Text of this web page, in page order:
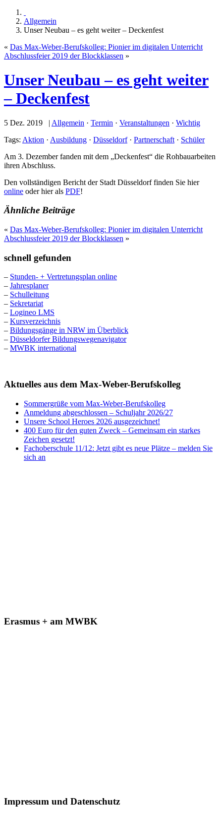
Allgemein
Unser Neubau – es geht weiter – Deckenfest
« Das Max-Weber-Berufskolleg: Pionier im digitalen Unterricht
Abschlussfeier 2019 der Blockklassen »
Unser Neubau – es geht weiter
– Deckenfest
5 Dez. 2019 | Allgemein · Termin · Veranstaltungen · Wichtig
Tags: Aktion · Ausbildung · Düsseldorf· Partnerschaft · Schüler
Am 3. Dezember fanden mit dem „Deckenfest“ die Rohbauarbeiten
ihren Abschluss.
Den vollständigen Bericht der Stadt Düsseldorf finden Sie hier
online oder hier als PDF!
Ähnliche Beiträge
« Das Max-Weber-Berufskolleg: Pionier im digitalen Unterricht
Abschlussfeier 2019 der Blockklassen »
schnell gefunden
– Stunden- + Vertretungsplan online
– Jahresplaner
– Schulleitung
– Sekretariat
– Logineo LMS
– Kursverzeichnis
– Bildungsgänge in NRW im Überblick
– Düsseldorfer Bildungswegenavigator
– MWBK international
Aktuelles aus dem Max-Weber-Berufskolleg
Sommergrüße vom Max-Weber-Berufskolleg
Anmeldung abgeschlossen – Schuljahr 2026/27
Unsere School Heroes 2026 ausgezeichnet!
400 Euro für den guten Zweck – Gemeinsam ein starkes
Zeichen gesetzt!
Fachoberschule 11/12: Jetzt gibt es neue Plätze – melden Sie
sich an
Erasmus + am MWBK
Impressum und Datenschutz